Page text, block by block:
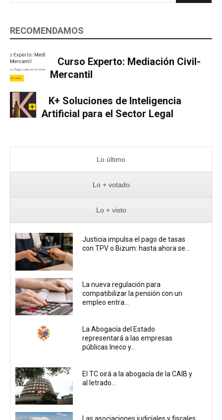
RECOMENDAMOS
Curso Experto: Mediación Civil-
Mercantil
K+ Soluciones de Inteligencia
Artificial para el Sector Legal
Lo último
Lo + votado
Lo + visto
Justicia impulsa el pago de tasas
con TPV o Bizum: hasta ahora se...
La nueva regulación para
compatibilizar la pensión con un
empleo entra...
La Abogacía del Estado
representará a las empresas
públicas Ineco y...
El TC oirá a la abogacía de la CAIB y
al letrado...